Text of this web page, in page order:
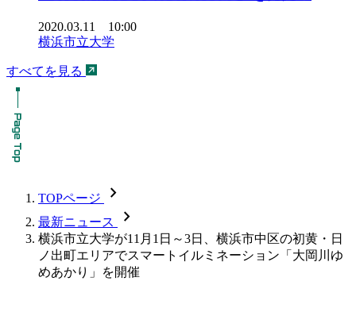
2020.03.11 10:00
横浜市立大学
すべてを見る
TOPページ chevron_forward
最新ニュース chevron_forward
横浜市立大学が11月1日～3日、横浜市中区の初黄・日
ノ出町エリアでスマートイルミネーション「大岡川ゆ
めあかり」を開催